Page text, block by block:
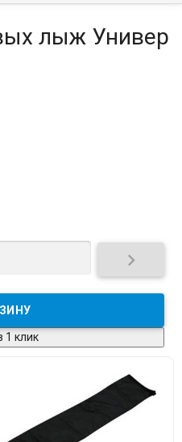
лыж Универ

1 клик